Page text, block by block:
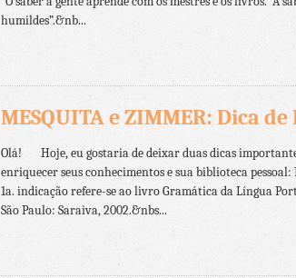
humildes”.&nb...
MESQUITA e ZIMMER: Dica
Olá! Hoje, eu gostaria de deixar duas dicas
enriquecer seus conhecimentos e sua biblioteca
1a. indicação refere-se ao livro Gramática da Língua
São Paulo: Saraiva, 2002.&nbs...